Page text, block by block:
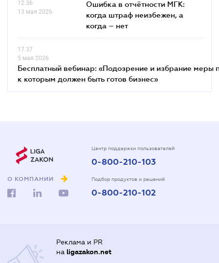
12.36
13 мая 2026
Ошибка в отчётности МГК:
когда штраф неизбежен, а
когда – нет
17.37
5 мая 2026
Бесплатный вебинар: «Подозрение и избрание меры
к которым должен быть готов бизнес»
О КОМПАНИИ
Центр поддержки пользователей
0-800-210-103
Подбор продуктов и решений
0-800-210-102
Реклама и PR
на ligazakon.net